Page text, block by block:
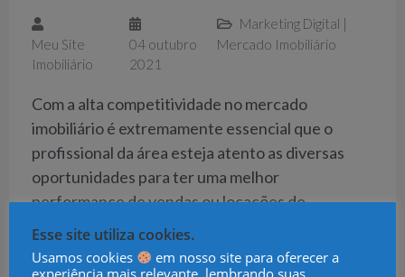
Meu Site
Imobiliário
04 outubro
2021
Marketing Digital |
Mercado Imobiliário
Com a alta competitividade no mercado
imobiliário é extremamente essencial que o
profissional da área esteja atento as diversas
oportunidades para ter uma melhor
performance de vendas ou locações de...
CONTINUE LENDO →
Esse site utiliza cookies.
Usamos cookies
em nosso site para oferecer a
experiência mais relevante, lembrando suas